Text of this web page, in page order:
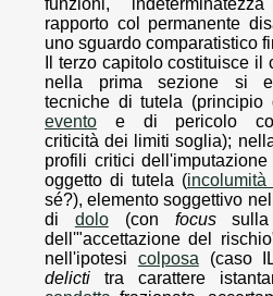
funzioni,
rapporto col permanente
uno sguardo comparatistico
Il terzo capitolo costituisce
nella prima sezione si
tecniche di tutela (principio
evento e di pericolo
criticità dei limiti soglia);
profili critici
oggetto di tutela (incolumità
sé?), elemento soggettivo
di dolo(con focussulla
dell'"accettazione del
nell'ipotesi colposa (caso
delicti tra carattere